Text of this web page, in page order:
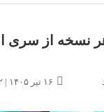
نسخه از سری
۱۶ تیر ۱۴۰۵ | ۱۴:۱۲